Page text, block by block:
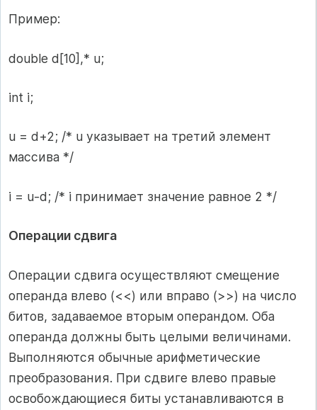
Пример:
double d[10],* u;
int i;
u = d+2; /* u указывает на третий элемент
массива */
i = u-d; /* i принимает значение равное 2 */
Операции сдвига
Операции сдвига осуществляют смещение
операнда влево (<<) или вправо (>>) на число
битов, задаваемое вторым операндом. Оба
операнда должны быть целыми величинами.
Выполняются обычные арифметические
преобразования. При сдвиге влево правые
освобождающиеся биты устанавливаются в